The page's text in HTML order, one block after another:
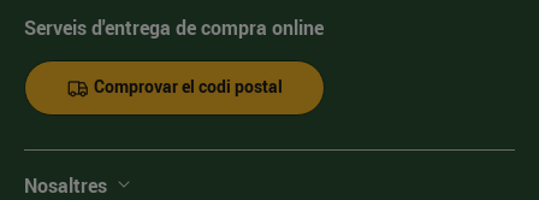
Serveis d'entrega de compra online
Comprovar el codi postal
Nosaltres